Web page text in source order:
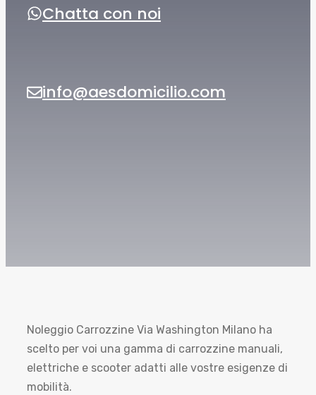
Chatta con noi
info@aesdomicilio.com
Noleggio Carrozzine Via Washington Milano ha
scelto per voi una gamma di carrozzine manuali,
elettriche e scooter adatti alle vostre esigenze di
mobilità.